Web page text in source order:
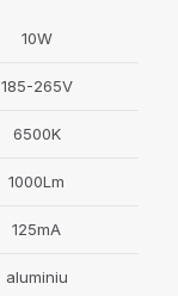
10W
185-265V
6500K
1000Lm
125mA
aluminiu